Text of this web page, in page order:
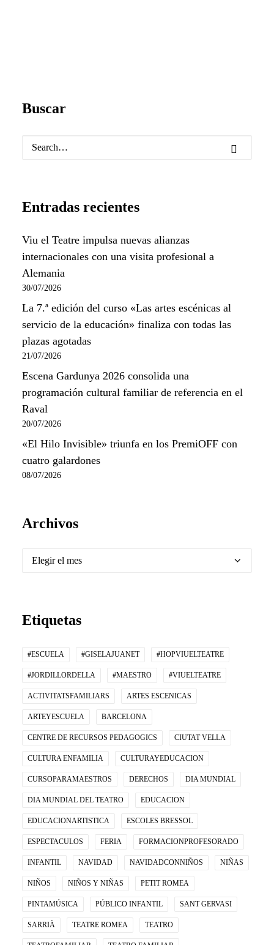
Buscar
Entradas recientes
Viu el Teatre impulsa nuevas alianzas
internacionales con una visita profesional a
Alemania
30/07/2026
La 7.ª edición del curso «Las artes escénicas al
servicio de la educación» finaliza con todas las
plazas agotadas
21/07/2026
Escena Gardunya 2026 consolida una
programación cultural familiar de referencia en el
Raval
20/07/2026
«El Hilo Invisible» triunfa en los PremiOFF con
cuatro galardones
08/07/2026
Archivos
Archivos
Etiquetas
#ESCUELA #GISELAJUANET #HOPVIUELTEATRE
#JORDILLORDELLA #MAESTRO #VIUELTEATRE
ACTIVITATSFAMILIARS ARTES ESCENICAS
ARTEYESCUELA BARCELONA
CENTRE DE RECURSOS PEDAGOGICS CIUTAT VELLA
CULTURA ENFAMILIA CULTURAYEDUCACION
CURSOPARAMAESTROS DERECHOS DIA MUNDIAL
DIA MUNDIAL DEL TEATRO EDUCACION
EDUCACIONARTISTICA ESCOLES BRESSOL
ESPECTACULOS FERIA FORMACIONPROFESORADO
INFANTIL NAVIDAD NAVIDADCONNIÑOS NIÑAS
NIÑOS NIÑOS Y NIÑAS PETIT ROMEA
PINTAMÚSICA PÚBLICO INFANTIL SANT GERVASI
SARRIÀ TEATRE ROMEA TEATRO